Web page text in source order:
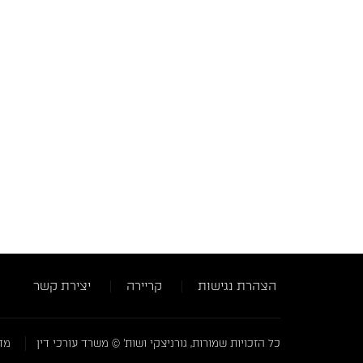
הצהרת נגישות קריירה יצירת קשר
כל הזכויות שמורות, גורניצקי ושות' © משרד עורכי דין